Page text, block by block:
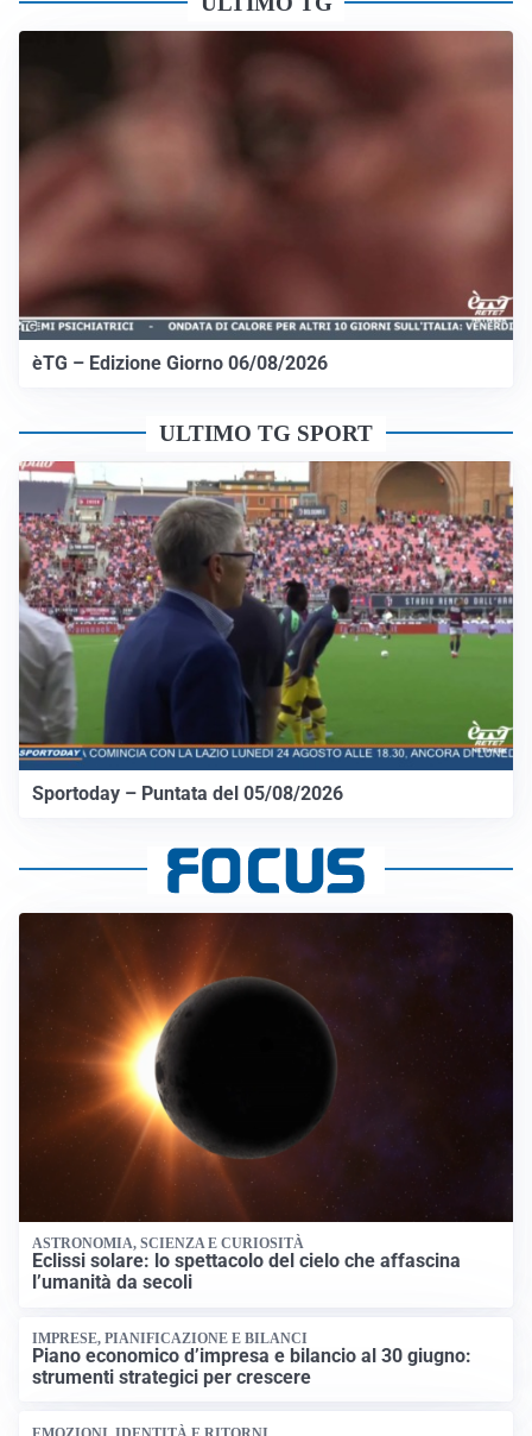
èTG – Edizione Giorno 06/08/2026
ULTIMO TG SPORT
Sportoday – Puntata del 05/08/2026
ASTRONOMIA, SCIENZA E CURIOSITÀ
Eclissi solare: lo spettacolo del cielo che affascina
l’umanità da secoli
IMPRESE, PIANIFICAZIONE E BILANCI
Piano economico d’impresa e bilancio al 30 giugno:
strumenti strategici per crescere